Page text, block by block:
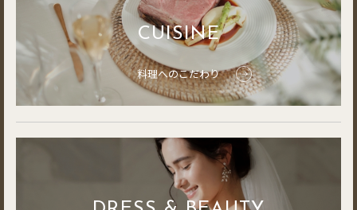
CUISINE
料理へのこだわり